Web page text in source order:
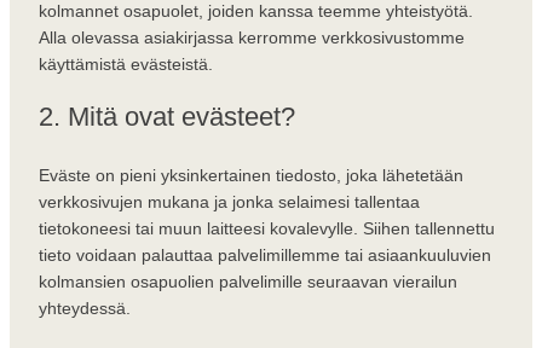
kolmannet osapuolet, joiden kanssa teemme yhteistyötä.
Alla olevassa asiakirjassa kerromme verkkosivustomme
käyttämistä evästeistä.
2. Mitä ovat evästeet?
Eväste on pieni yksinkertainen tiedosto, joka lähetetään
verkkosivujen mukana ja jonka selaimesi tallentaa
tietokoneesi tai muun laitteesi kovalevylle. Siihen tallennettu
tieto voidaan palauttaa palvelimillemme tai asiaankuuluvien
kolmansien osapuolien palvelimille seuraavan vierailun
yhteydessä.